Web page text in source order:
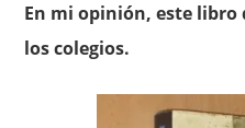
En mi opinión, este libro
los colegios.